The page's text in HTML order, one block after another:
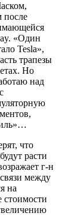
после
«Один
Tesla»,
трапезы
Но
над
что
расти
г-н
между
на
стоимости